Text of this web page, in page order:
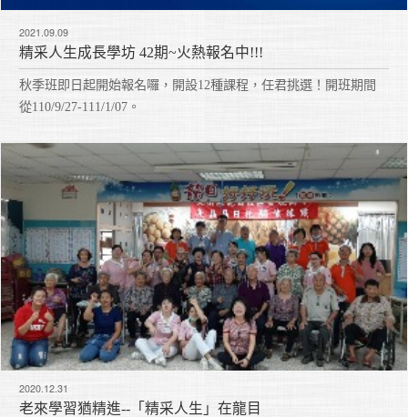
2021.09.09
精采人生成長學坊 42期~火熱報名中!!!
秋季班即日起開始報名囉，開設12種課程，任君挑選！開班期間
從110/9/27-111/1/07。
2020.12.31
老來學習猶精進--「精采人生」在龍目